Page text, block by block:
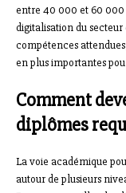
entre 40 000 et 60 000
digitalisation du
compétences
en plus importantes
Comment
diplômes
La voie académique
autour de plusieurs